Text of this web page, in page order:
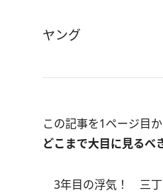
ヤング
この記事を1ページ目
どこまで大目に見るべ
3年目の浮気！ 三丁